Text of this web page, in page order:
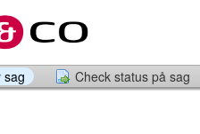
sag Check status på sag